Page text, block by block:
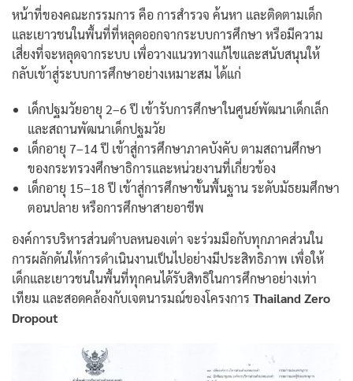
หน้าที่ของคณะกรรมการ คือ การสำรวจ ค้นหา และติดตามเด็ก
และเยาวชนในพื้นที่ที่หลุดออกจากระบบการศึกษา หรือมีความ
เสี่ยงที่จะหลุดจากระบบ เพื่อวางแนวทางแก้ไขและสนับสนุนให้
กลับเข้าสู่ระบบการศึกษาอย่างเหมาะสม ได้แก่
เด็กปฐมวัยอายุ 2–6 ปี เข้ารับการศึกษาในศูนย์พัฒนาเด็กเล็ก
และสถานพัฒนาเด็กปฐมวัย
เด็กอายุ 7–14 ปี เข้าสู่การศึกษาภาคบังคับ ตามสถานศึกษา
ของกระทรวงศึกษาธิการและหน่วยงานที่เกี่ยวข้อง
เด็กอายุ 15–18 ปี เข้าสู่การศึกษาขั้นพื้นฐาน ระดับมัธยมศึกษา
ตอนปลาย หรือการศึกษาสายอาชีพ
องค์การบริหารส่วนตำบลหนองเต่า จะร่วมมือกับทุกภาคส่วนใน
การผลักดันให้การดำเนินงานเป็นไปอย่างมีประสิทธิภาพ เพื่อให้
เด็กและเยาวชนในพื้นที่ทุกคนได้รับสิทธิในการศึกษาอย่างเท่า
เทียม และสอดคล้องกับเจตนารมณ์ของโครงการ Thailand Zero
Dropout